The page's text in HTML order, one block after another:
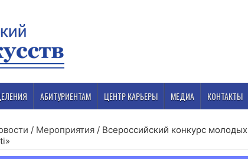
АБИТУРИЕНТАМ ЦЕНТР КАРЬЕРЫ МЕДИА КОНТАКТЫ
/ Мероприятия / Всероссийский конкурс молодых